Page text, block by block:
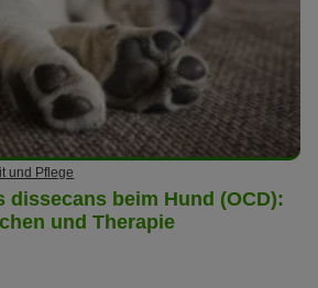
und Pflege
dissecans beim Hund (OCD):
und Therapie